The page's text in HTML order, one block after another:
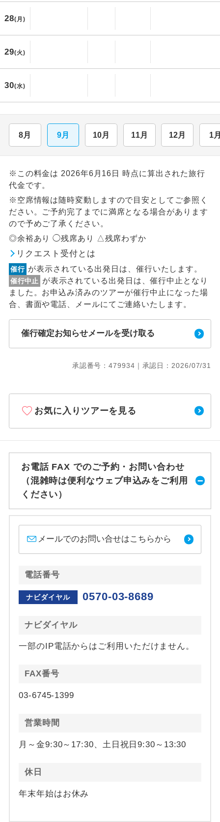
28(月)
29(火)
30(水)
8月 9月 10月 11月 12月 1
※この料金は 2026年6月16日 時点に算出された旅行
代金です。
※空席情報は随時変動しますので目安としてご参照く
ださい。ご予約完了までに満席となる場合があります
ので予めご了承ください。
◎余裕あり ◯残席あり △残席わずか
リクエスト受付とは
催行 が表示されている出発日は、催行いたします。
催行中止
が表示されている出発日は、催行中止となり
ました。お申込み済みのツアーが催行中止になった場
合、書面や電話、メールにてご連絡いたします。
催行確定お知らせメールを受け取る
承認番号：479934｜承認日：2026/07/31
お気に入りツアーを見る
お電話 FAX でのご予約・お問い合わせ
（混雑時は便利なウェブ申込みをご利用
ください）
メールでのお問い合せはこちらから
電話番号
ナビダイヤル 0570-03-8689
ナビダイヤル
一部のIP電話からはご利用いただけません。
FAX番号
03-6745-1399
営業時間
月～金9:30～17:30、土日祝日9:30～13:30
休日
年末年始はお休み